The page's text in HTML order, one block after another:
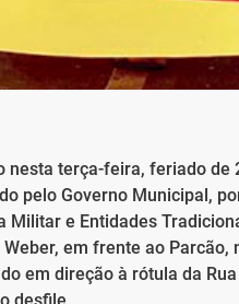
terça-feira, feriado de
pelo Governo Municipal,
Militar e Entidades
em frente ao Parcão,
em direção à rótula da
desfile.